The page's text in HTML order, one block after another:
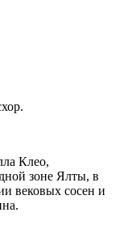
Клео,
зоне Ялты, в
вековых сосен и